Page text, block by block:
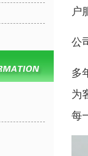
户
公
多
为
每